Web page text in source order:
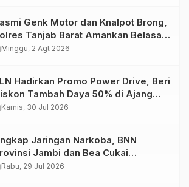
Genk Motor dan Knalpot Brong,
Tanjab Barat Amankan Belasan
Minggu, 2 Agt 2026
Hadirkan Promo Power Drive, Beri
Tambah Daya 50% di Ajang
2026
Kamis, 30 Jul 2026
Jaringan Narkoba, BNN
Jambi dan Bea Cukai
Sembilan Pelaku beserta
Rabu, 29 Jul 2026